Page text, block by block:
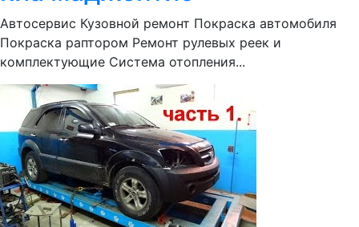
Автосервис Кузовной ремонт Покраска автомобиля
Покраска раптором Ремонт рулевых реек и
комплектующие Система отопления...